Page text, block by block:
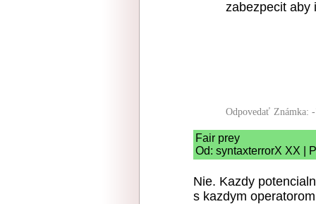
zabezpecit aby
Odpovedať Známka:
Fair prey
Od: syntaxterrorX XX |
Nie. Kazdy
s kazdym